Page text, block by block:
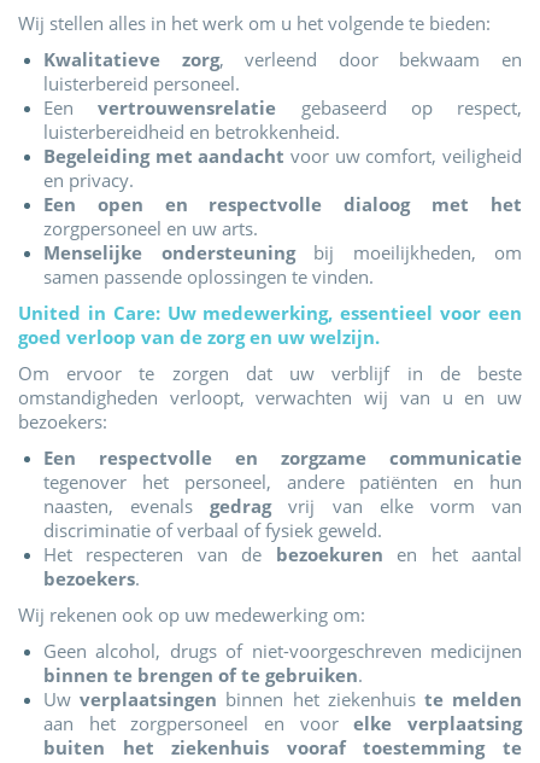
Wij stellen alles in het werk om u het volgende te bieden:
Kwalitatieve zorg, verleend door bekwaam en
luisterbereid personeel.
Eenvertrouwensrelatie gebaseerd op respect,
luisterbereidheid en betrokkenheid.
Begeleiding met aandacht voor uw comfort, veiligheid
en privacy.
Een open en respectvolle dialoog met het
zorgpersoneel en uw arts.
Menselijke ondersteuningbij moeilijkheden, om
samen passende oplossingen te vinden.
United in Care: Uw medewerking, essentieel voor een
goed verloop van de zorg en uw welzijn.
Om ervoor te zorgen dat uw verblijf in de beste
omstandigheden verloopt, verwachten wij van u en uw
bezoekers:
Een respectvolle en zorgzame communicatie
tegenover het personeel, andere patiënten en hun
naasten, evenalsgedragvrij van elke vorm van
discriminatie of verbaal of fysiek geweld.
Het respecteren van de bezoekuren en het aantal
bezoekers.
Wij rekenen ook op uw medewerking om:
Geen alcohol, drugs of niet-voorgeschreven medicijnen
binnen te brengen of te gebruiken.
Uwverplaatsingen binnen het ziekenhuis te melden
aan het zorgpersoneel en voorelke verplaatsing
buiten het ziekenhuis vooraf toestemming te